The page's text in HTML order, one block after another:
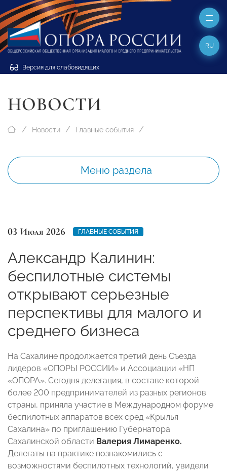
Версия для слабовидящих
RU
НОВОСТИ
Новости Главные события
Меню раздела
03 Июля 2026 ГЛАВНЫЕ СОБЫТИЯ
Александр Калинин:
беспилотные системы
открывают серьезные
перспективы для малого и
среднего бизнеса
На Сахалине продолжается третий день Съезда
лидеров «ОПОРЫ РОССИИ» и Ассоциации «НП
«ОПОРА». Сегодня делегация, в составе которой
более 200 предпринимателей из разных регионов
страны, приняла участие в Международном форуме
беспилотных аппаратов всех сред «Крылья
Сахалина» по приглашению Губернатора
Сахалинской области Валерия Лимаренко.
Делегаты на практике познакомились с
возможностями беспилотных технологий, увидели